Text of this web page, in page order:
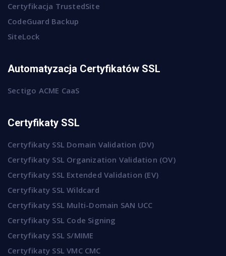
Certyfikacja TrustedSite
CodeGuard Backup
SiteLock
Automatyzacja Certyfikatów SSL
Sectigo ACME CaaS
Certyfikaty SSL
Certyfikaty SSL Domain Validation (DV)
Certyfikaty SSL Organization Validation (OV)
Certyfikaty SSL Extended Validation (EV)
Certyfikaty SSL Wildcard
Certyfikaty SSL Multi-Domain SAN UCC
Certyfikaty SSL Code Signing
Certyfikaty SSL S/MIME
Certyfikaty SSL VMC CMC